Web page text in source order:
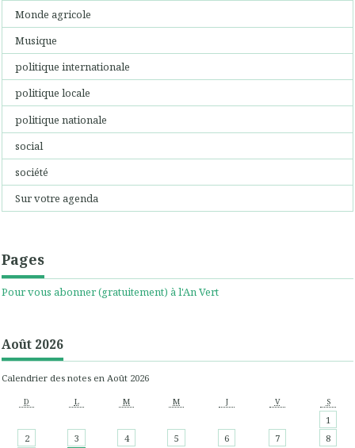
Monde agricole
Musique
politique internationale
politique locale
politique nationale
social
société
Sur votre agenda
Pages
Pour vous abonner (gratuitement) à l'An Vert
Août 2026
Calendrier des notes en Août 2026
D L M M J V S
1
2
3 4 5 6 7
8